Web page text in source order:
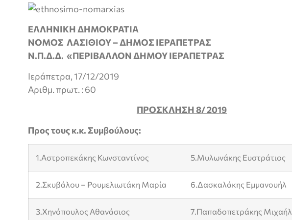
ΕΛΛΗΝΙΚΗ ΔΗΜΟΚΡΑΤΙΑ
ΝΟΜΟΣ ΛΑΣΙΘΙΟΥ – ΔΗΜΟΣ ΙΕΡΑΠΕΤΡΑΣ
Ν.Π.Δ.Δ. «ΠΕΡΙΒΑΛΛΟΝ ΔΗΜΟΥ ΙΕΡΑΠΕΤΡΑΣ
Ιεράπετρα, 17/12/2019
Αριθμ. πρωτ. : 60
ΠΡΟΣΚΛΗΣΗ 8/ 2019
Προς τους κ.κ. Συμβούλους:
1.Αστροπεκάκης Κωνσταντίνος 5.Μυλωνάκης Ευστράτιος
2.Σκυβάλου – Ρουμελιωτάκη Μαρία 6.Δασκαλάκης Εμμανουήλ
3.Χηνόπουλος Αθανάσιος 7.Παπαδοπετράκης Μιχαήλ